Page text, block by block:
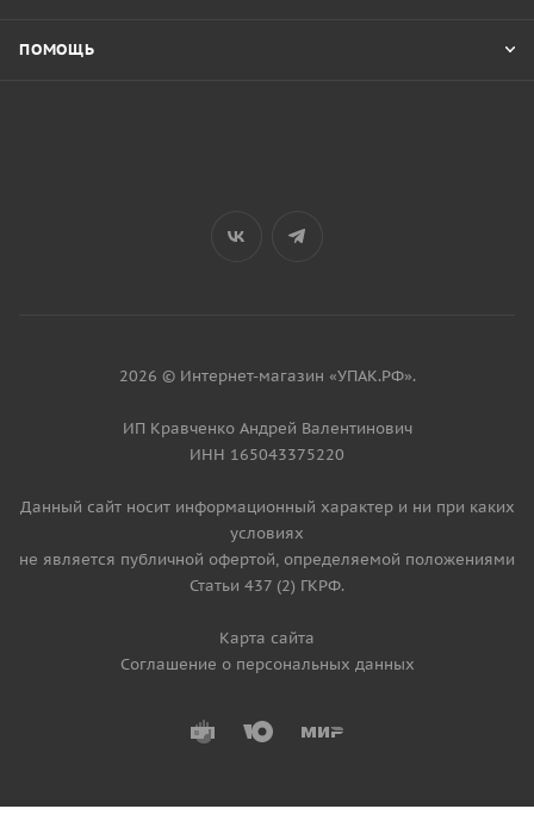
ПОМОЩЬ
2026 © Интернет-магазин «УПАК.РФ».
ИП Кравченко Андрей Валентинович
ИНН 165043375220
Данный сайт носит информационный характер и ни при каких
условиях
не является публичной офертой, определяемой положениями
Статьи 437 (2) ГКРФ.
Карта сайта
Соглашение о персональных данных